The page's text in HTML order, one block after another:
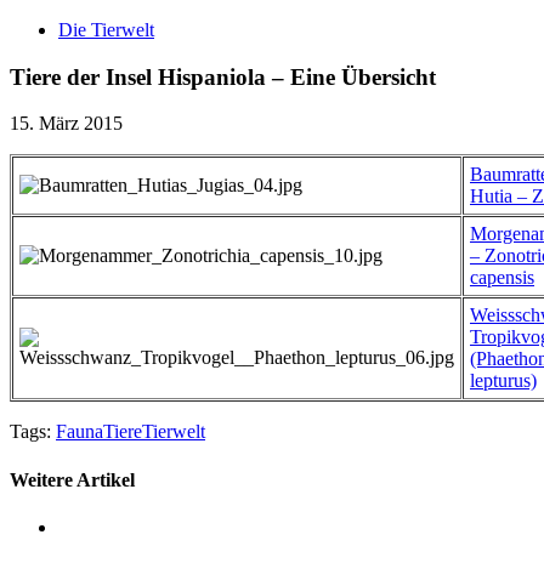
Die Tierwelt
Tiere der Insel Hispaniola – Eine Übersicht
15. März 2015
Hutia –
–
capensis
lepturus)
Tags: FaunaTiereTierwelt
Weitere Artikel